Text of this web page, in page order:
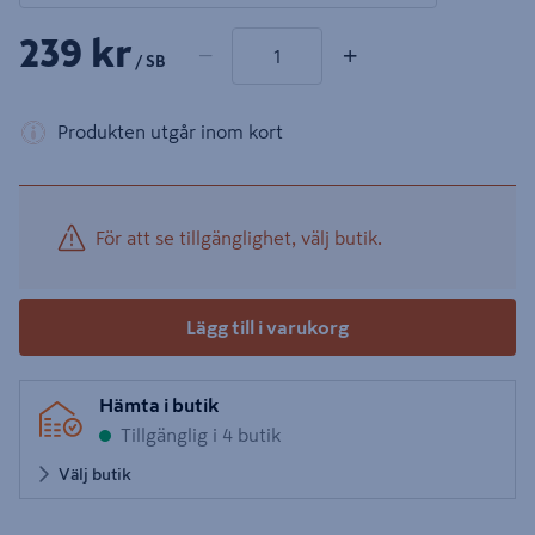
239 kr / SB − +
Produkten utgår inom kort
För att se tillgänglighet, välj butik.
Lägg till i varukorg
Hämta i butik
Tillgänglig i 4 butik
Välj butik